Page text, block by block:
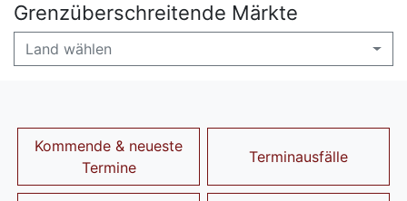
Grenzüberschreitende Märkte
Land wählen
Kommende & neueste
Termine
Terminausfälle